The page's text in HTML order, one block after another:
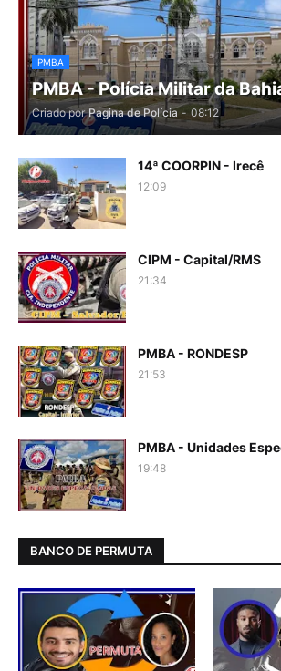
PMBA
PMBA - Polícia Militar da
Criado por Pagina de Polícia - 08:12
14ª COORPIN - Irecê
12:09
CIPM - Capital/RMS
21:34
PMBA - RONDESP
21:53
PMBA - Unidades
19:48
BANCO DE PERMUTA